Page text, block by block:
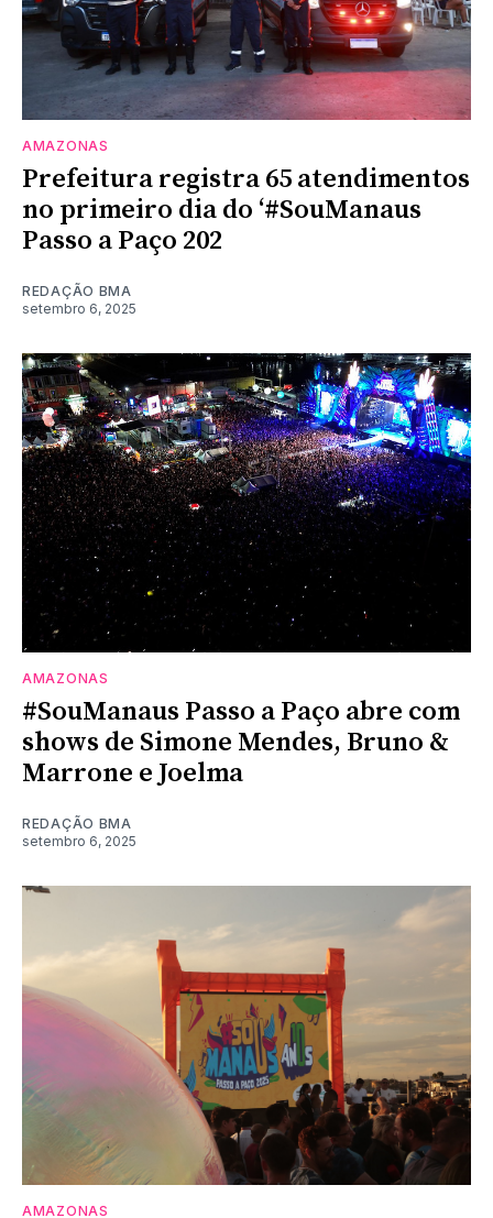
AMAZONAS
Prefeitura registra 65 atendimentos
no primeiro dia do ‘#SouManaus
Passo a Paço 202
REDAÇÃO BMA
setembro 6, 2025
AMAZONAS
#SouManaus Passo a Paço abre com
shows de Simone Mendes, Bruno &
Marrone e Joelma
REDAÇÃO BMA
setembro 6, 2025
AMAZONAS